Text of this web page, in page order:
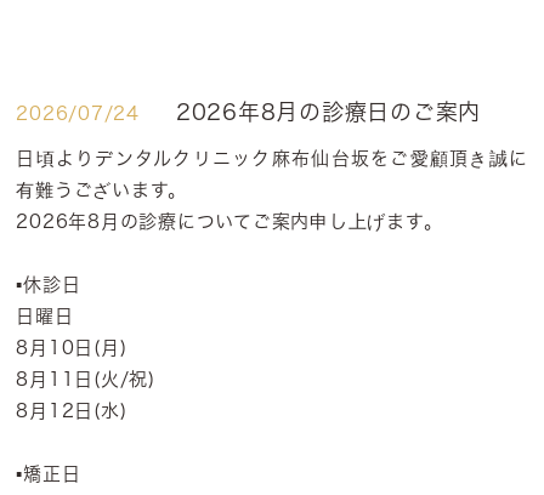
2026/07/24 2026年8月の診療日のご案内
日頃よりデンタルクリニック麻布仙台坂をご愛顧頂き誠に
有難うございます。
2026年8月の診療についてご案内申し上げます。
▪️休診日
日曜日
8月10日(月)
8月11日(火/祝)
8月12日(水)
▪️矯正日